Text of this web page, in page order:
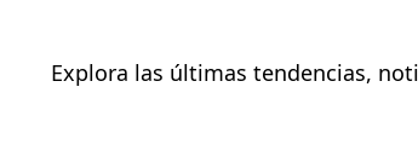
Explora las últimas tendencias,